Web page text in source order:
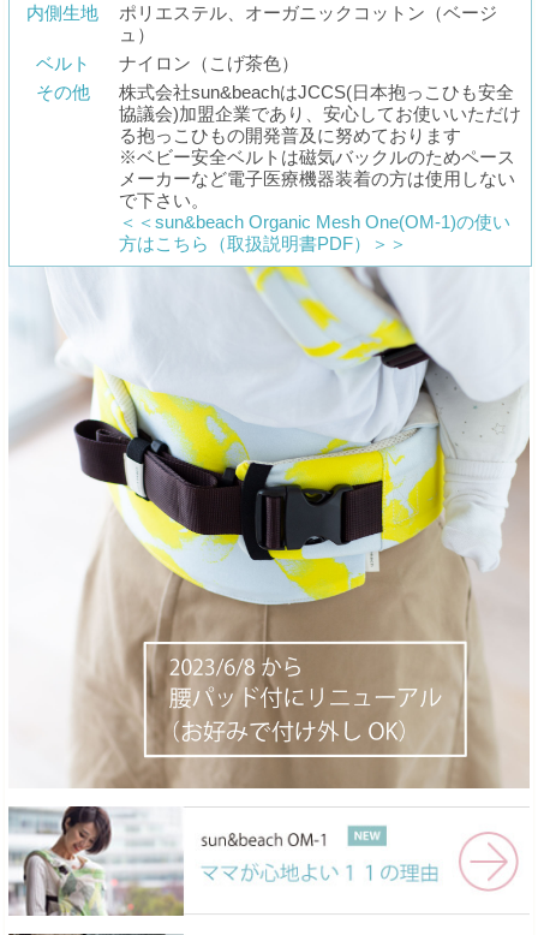
内側生地
ポリエステル、オーガニックコットン（ベージ
ュ）
ベルト
ナイロン（こげ茶色）
その他
株式会社sun&beachはJCCS(日本抱っこひも安全
協議会)加盟企業であり、安心してお使いいただけ
る抱っこひもの開発普及に努めております
※ベビー安全ベルトは磁気バックルのためペース
メーカーなど電子医療機器装着の方は使用しない
で下さい。
＜＜sun&beach Organic Mesh One(OM-1)の使い
方はこちら（取扱説明書PDF）＞＞